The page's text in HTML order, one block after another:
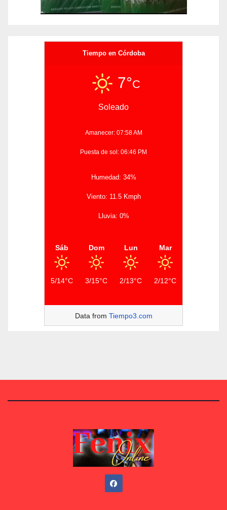
Tiempo en Córdoba
7°C
Soleado
Amanecer: 07:58 AM
Puesta de sol: 06:46 PM
Humedad: 34%
Viento: 11.5 Kmph
Lluvia: 0%
Sáb
5/14°C
Dom
3/15°C
Lun
2/13°C
Mar
2/12°C
Data from Tiempo3.com